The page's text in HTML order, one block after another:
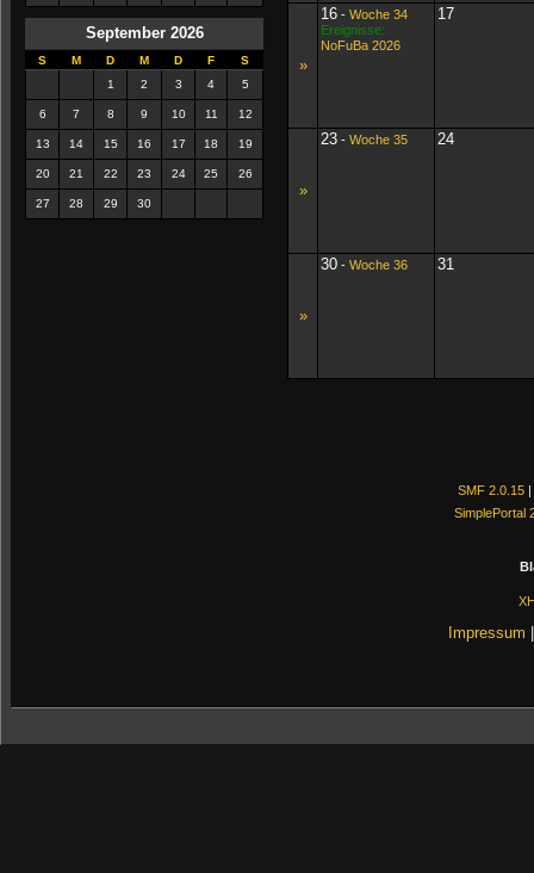
September 2026
S M D M D F
S
1
2 3 4 5
6 7 8 9 10 11 12
13 14 15 16 17 18 19
20 21 22 23 24 25 26
27 28 29 30
»
16 - Woche 34
Ereignisse:
NoFuBa 2026
17
»
23 - Woche 35 24
»
30 - Woche 36 31
SMF 2.0.15|
SimplePortal
Impressum